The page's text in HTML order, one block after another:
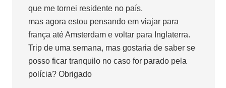
que me tornei residente no país.
mas agora estou pensando em viajar para
frança até Amsterdam e voltar para Inglaterra.
Trip de uma semana, mas gostaria de saber se
posso ficar tranquilo no caso for parado pela
polícia? Obrigado